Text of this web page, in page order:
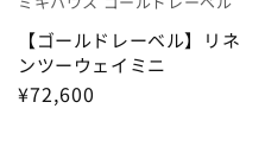
【ゴールドレーベル】リネ
ンツーウェイミニ
¥72,600